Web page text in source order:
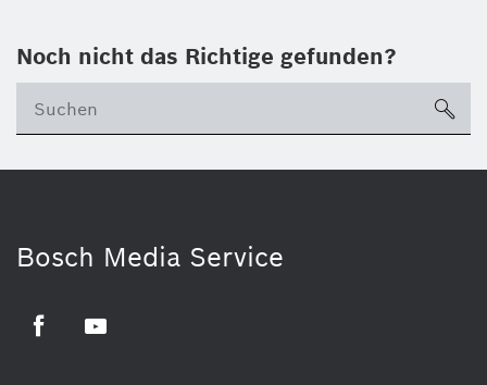
Noch nicht das Richtige gefunden?
Bosch Media Service